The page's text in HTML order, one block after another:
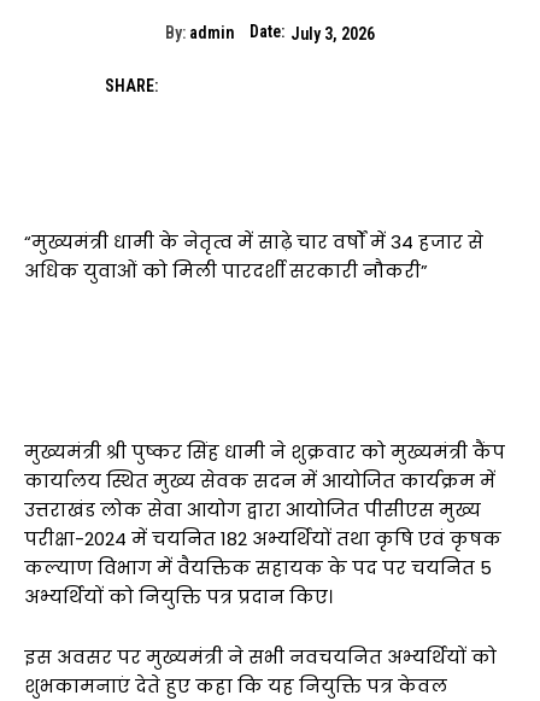
By: admin Date: July 3, 2026
SHARE:
“मुख्यमंत्री धामी के नेतृत्व में साढ़े चार वर्षों में 34 हजार से
अधिक युवाओं को मिली पारदर्शी सरकारी नौकरी”
मुख्यमंत्री श्री पुष्कर सिंह धामी ने शुक्रवार को मुख्यमंत्री कैंप
कार्यालय स्थित मुख्य सेवक सदन में आयोजित कार्यक्रम में
उत्तराखंड लोक सेवा आयोग द्वारा आयोजित पीसीएस मुख्य
परीक्षा-2024 में चयनित 182 अभ्यर्थियों तथा कृषि एवं कृषक
कल्याण विभाग में वैयक्तिक सहायक के पद पर चयनित 5
अभ्यर्थियों को नियुक्ति पत्र प्रदान किए।
इस अवसर पर मुख्यमंत्री ने सभी नवचयनित अभ्यर्थियों को
शुभकामनाएं देते हुए कहा कि यह नियुक्ति पत्र केवल